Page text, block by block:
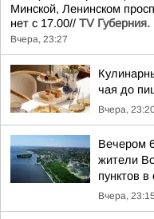
Минской, Ленинском
нет с 17.00// TV
Вчера, 23:27
чая до
Вчера,
Вечером
жители
пунктов в
Вчера, 23:15